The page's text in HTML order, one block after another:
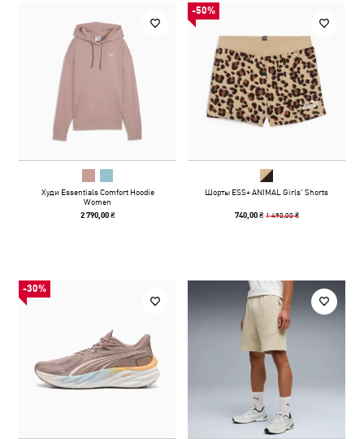
Худи Essentials Comfort Hoodie
Women
2 790,00 ₴
-50%
Шорты ESS+ ANIMAL Girls' Shorts
740,00 ₴ 1 490,00 ₴
-30%